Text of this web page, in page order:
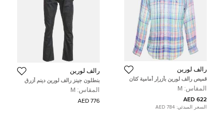
رالف لورين
قميص رالف لورين بأزرار أمامية كتان
نقش مادراس متعدد الألوان مقاس
وسط (ميديم)
المقاس: M
622 AED
السعر المبدئي: 784 AED
رالف لورين
بنطلون جينز رالف لورين دينم أزرق
كحلي قصة مستقيمة مقاس ميديم
خصر 32 بوصة
المقاس: M
776 AED